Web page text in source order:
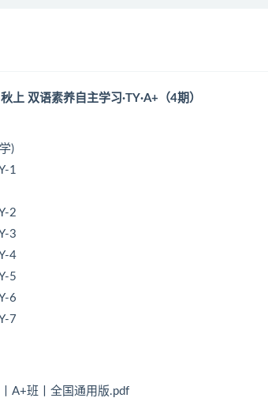
双语素养自主学习·TY·A+（4期）
)
1
2
3
4
5
6
7
A+班丨全国通用版.pdf